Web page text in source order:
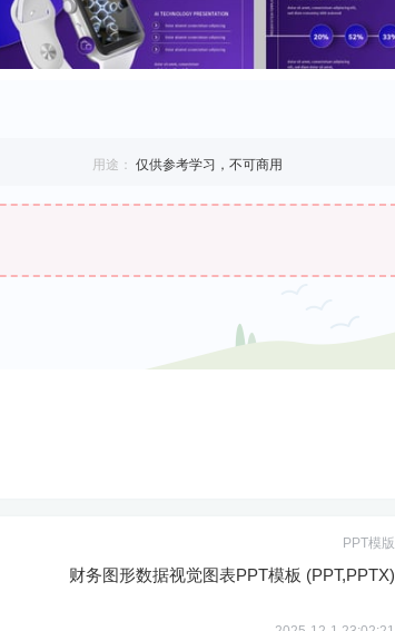
用途： 仅供参考学习，不可商用
PPT模版
财务图形数据视觉图表PPT模板 (PPT,PPTX)